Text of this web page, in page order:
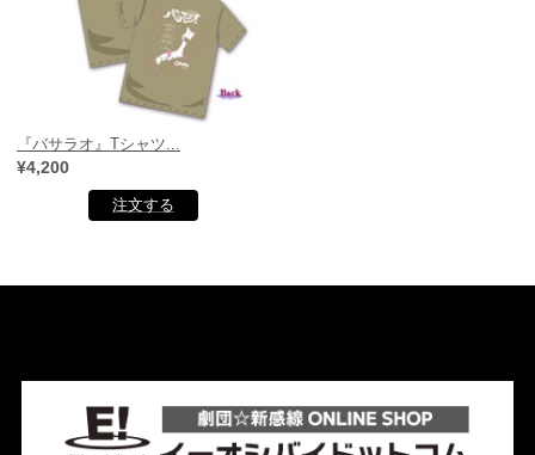
『バサラオ』Tシャツ...
¥4,200